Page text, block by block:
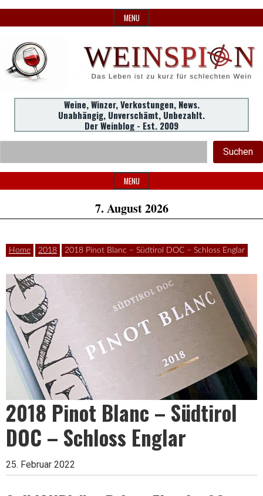
to
MENU
WeinSpion
|
Das
Leben
ist
zu
kurz
für
Weine,
Winzer,
Verkostungen.
Header
Widget
Area
Weine, Winzer, Verkostungen, News.
Unabhängig, Unverschämt, Unbezahlt.
Der Weinblog - Est. 2009
Suchen
MENU
7. August 2026
Home 2018 2018 Pinot Blanc – Südtirol DOC – Schloss Englar
2018 Pinot Blanc – Südtirol
DOC – Schloss Englar
25. Februar 2022